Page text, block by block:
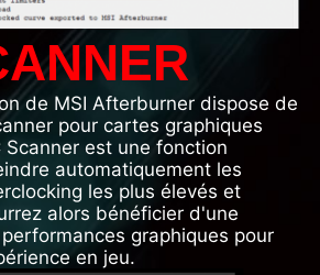
de MSI Afterburner dispose de
pour cartes graphiques
Scanner est une fonction
automatiquement les
les plus élevés et
alors bénéficier d'une
graphiques pour
en jeu.